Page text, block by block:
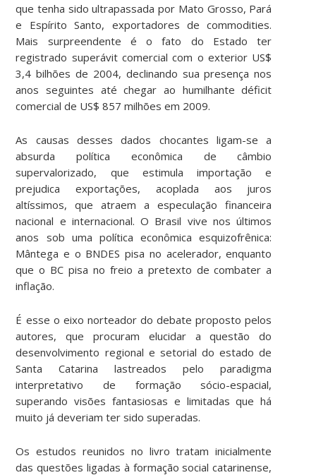
que tenha sido ultrapassada por Mato Grosso, Pará
e Espírito Santo, exportadores de commodities.
Mais surpreendente é o fato do Estado ter
registrado superávit comercial com o exterior US$
3,4 bilhões de 2004, declinando sua presença nos
anos seguintes até chegar ao humilhante déficit
comercial de US$ 857 milhões em 2009.
As causas desses dados chocantes ligam-se a
absurda política econômica de câmbio
supervalorizado, que estimula importação e
prejudica exportações, acoplada aos juros
altíssimos, que atraem a especulação financeira
nacional e internacional. O Brasil vive nos últimos
anos sob uma política econômica esquizofrênica:
Mântega e o BNDES pisa no acelerador, enquanto
que o BC pisa no freio a pretexto de combater a
inflação.
É esse o eixo norteador do debate proposto pelos
autores, que procuram elucidar a questão do
desenvolvimento regional e setorial do estado de
Santa Catarina lastreados pelo paradigma
interpretativo de formação sócio-espacial,
superando visões fantasiosas e limitadas que há
muito já deveriam ter sido superadas.
Os estudos reunidos no livro tratam inicialmente
das questões ligadas à formação social catarinense,